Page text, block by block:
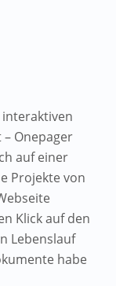
interaktiven
Onepager
auf einer
Projekte von
Klick auf den
Lebenslauf
habe